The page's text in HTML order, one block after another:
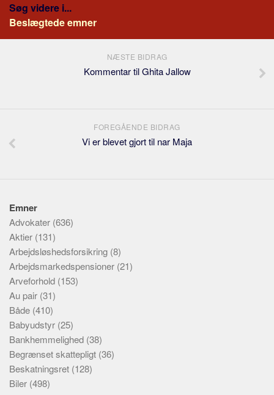
Søg videre i...
Beslægtede emner
NÆSTE BIDRAG
Kommentar til Ghita Jallow
FOREGÅENDE BIDRAG
Vi er blevet gjort til nar Maja
Emner
Advokater (636)
Aktier (131)
Arbejdsløshedsforsikring (8)
Arbejdsmarkedspensioner (21)
Arveforhold (153)
Au pair (31)
Både (410)
Babyudstyr (25)
Bankhemmelighed (38)
Begrænset skattepligt (36)
Beskatningsret (128)
Biler (498)